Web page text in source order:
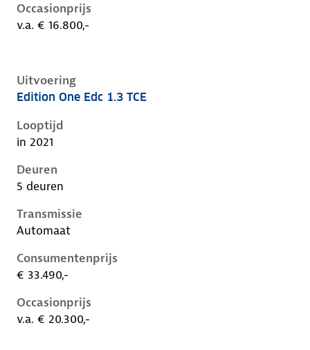
Occasionprijs
v.a. € 16.800,-
Uitvoering
Renault Captur ii, 1.3 tce, 103 kW, Benzine, 5 deuren
Edition One Edc 1.3 TCE
Looptijd
in 2021
Deuren
5 deuren
Transmissie
Automaat
Consumentenprijs
€ 33.490,-
Occasionprijs
v.a. € 20.300,-